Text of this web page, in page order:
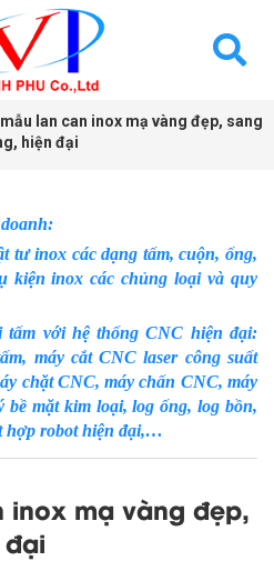
lan can inox mạ vàng đẹp, sang
hiện đại
tư inox các dạng tấm, cuộn, ống,
kiện inox các chủng loại và quy
tấm với hệ thống CNC hiện đại:
máy cắt CNC laser công suất
chặt CNC, máy chấn CNC, máy
mặt kim loại, log ống, log bồn,
hợp robot hiện đại,…
inox mạ vàng đẹp,